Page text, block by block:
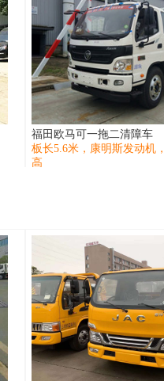
福田欧马可一拖二清障车
板长5.6米，康明斯发动机
高